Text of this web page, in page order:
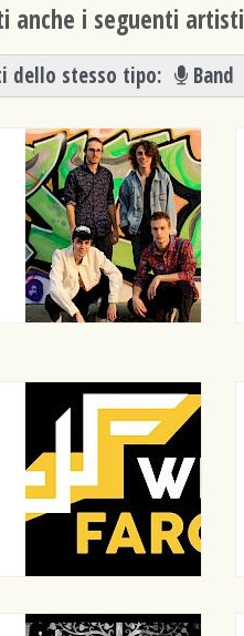
anche i seguenti artisti
dello stesso tipo: Band